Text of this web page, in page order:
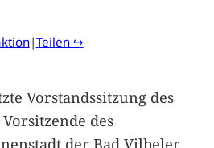
|Teilen ↪
Vorstandssitzung des
des
der Bad Vilbeler